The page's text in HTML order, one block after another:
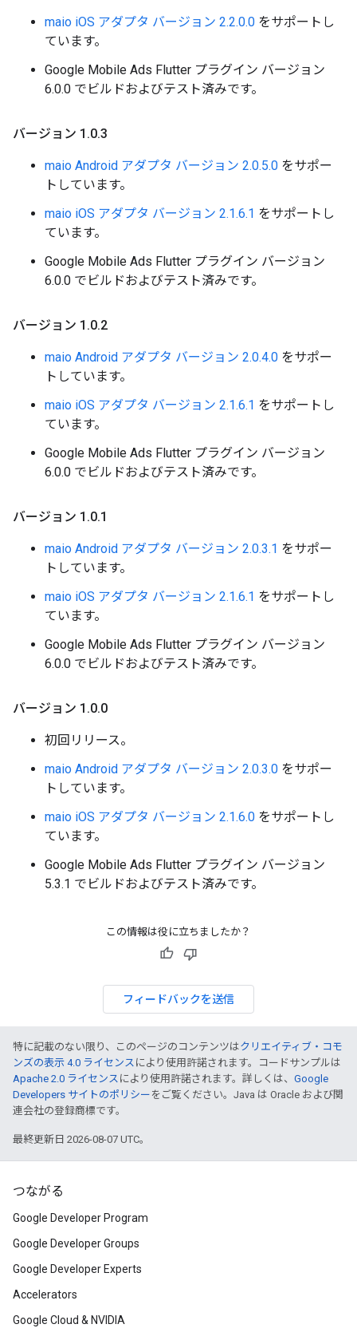
maio iOS アダプタ バージョン 2.2.0.0 をサポートし
ています。
Google Mobile Ads Flutter プラグイン バージョン
6.0.0 でビルドおよびテスト済みです。
バージョン 1 .0.3
maio Android アダプタ バージョン 2.0.5.0 をサポー
トしています。
maio iOS アダプタ バージョン 2.1.6.1 をサポートし
ています。
Google Mobile Ads Flutter プラグイン バージョン
6.0.0 でビルドおよびテスト済みです。
バージョン 1 .0.2
maio Android アダプタ バージョン 2.0.4.0 をサポー
トしています。
maio iOS アダプタ バージョン 2.1.6.1 をサポートし
ています。
Google Mobile Ads Flutter プラグイン バージョン
6.0.0 でビルドおよびテスト済みです。
バージョン 1 .0.1
maio Android アダプタ バージョン 2.0.3.1 をサポー
トしています。
maio iOS アダプタ バージョン 2.1.6.1 をサポートし
ています。
Google Mobile Ads Flutter プラグイン バージョン
6.0.0 でビルドおよびテスト済みです。
バージョン 1 .0.0
初回リリース。
maio Android アダプタ バージョン 2.0.3.0 をサポー
トしています。
maio iOS アダプタ バージョン 2.1.6.0 をサポートし
ています。
Google Mobile Ads Flutter プラグイン バージョン
5.3.1 でビルドおよびテスト済みです。
この情報は役に立ちましたか？
フィードバックを送信
特に記載のない限り、このページのコンテンツはクリエイティブ・コモ
ンズの表示 4.0 ライセンス により使用許諾されます。コードサンプルは
Apache 2.0 ライセンス により使用許諾されます。詳しくは、 Google
Developers サイトのポリシー をご覧ください。Java は Oracle および関
連会社の登録商標です。
最終更新日 2026-08-07 UTC。
つながる
Google Developer Program
Google Developer Groups
Google Developer Experts
Accelerators
Google Cloud & NVIDIA